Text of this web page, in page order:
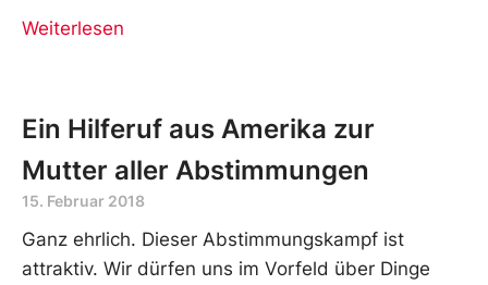
Weiterlesen
Ein Hilferuf aus Amerika zur
Mutter aller Abstimmungen
15. Februar 2018
Ganz ehrlich. Dieser Abstimmungskampf ist
attraktiv. Wir dürfen uns im Vorfeld über Dinge